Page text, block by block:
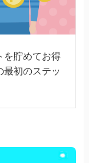
を貯めてお得
最初のステッ